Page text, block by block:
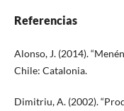
Referencias
Alonso, J. (2014).
Chile: Catalonia.
Dimitriu, A. (2002).